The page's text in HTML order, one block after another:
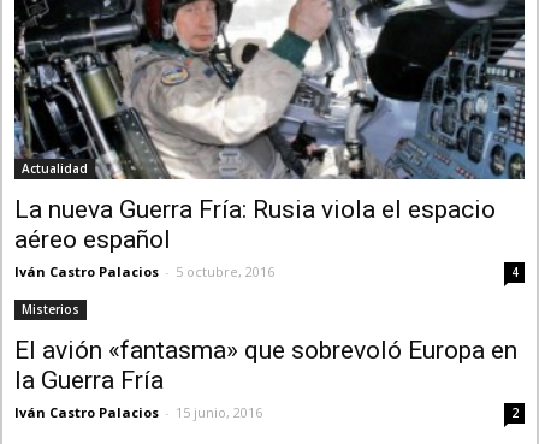
Actualidad
La nueva Guerra Fría: Rusia viola el espacio
aéreo español
Iván Castro Palacios - 5 octubre, 2016 4
Misterios
El avión «fantasma» que sobrevoló Europa en
la Guerra Fría
Iván Castro Palacios - 15 junio, 2016 2